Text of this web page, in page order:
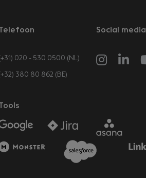
020 - 530 0500 (NL)
380 80 862 (BE)
Social media